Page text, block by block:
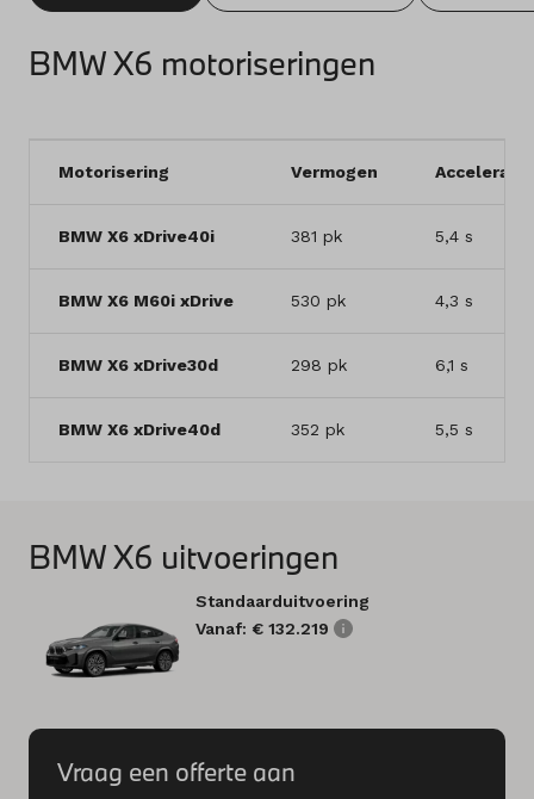
Land
Nederland
BMW X6 motoriseringen
Motorisering Vermogen Acceleratie
BMW X6 xDrive40i 381 pk 5,4 s
BMW X6 M60i xDrive 530 pk 4,3 s
BMW X6 xDrive30d 298 pk 6,1 s
BMW X6 xDrive40d 352 pk 5,5 s
BMW X6 uitvoeringen
Standaarduitvoering
Vanaf: € 132.219
Vraag een offerte aan